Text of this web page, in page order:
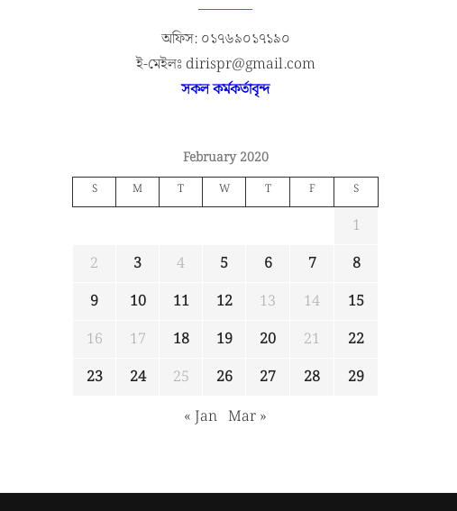
অফিস: ০১৭৬৯০১৭১৯০
ই-মেইলঃ dirispr@gmail.com
সকল কর্মকর্তাবৃন্দ
February 2020
S M T W T F S
1
2
3 4 5 6 7
8
9
10 11 12 13 14
15
16
17 18 19 20 21
22
23
24 25 26 27 28
29
« Jan Mar »